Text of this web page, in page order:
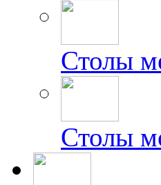
Столы
Столы